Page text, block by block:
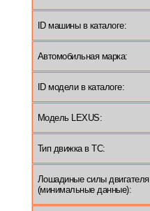
ID машины в каталоге:
Автомобильная марка:
ID модели в каталоге:
Модель LEXUS:
Тип движка в ТС:
Лошадиные силы двигателя
(минимальные данные):